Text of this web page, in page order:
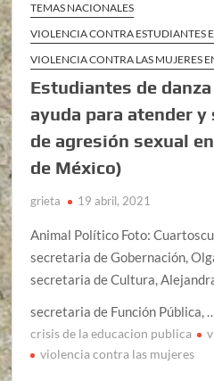
TEMAS NACIONALES
VIOLENCIA CONTRA ESTUDIANTES
VIOLENCIA CONTRA LAS MUJERES
Estudiantes de
ayuda para atender y
de agresión sexual
de México)
grieta 19 abril, 2021
Animal Político Foto:
secretaria de Gobernación,
secretaria de Cultura,
secretaria de Función Pública,
crisis de la educacion publica
violencia contra las mujeres